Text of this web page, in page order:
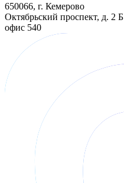
650066, г. Кемерово
Октябрьский проспект, д. 2 Б
офис 540